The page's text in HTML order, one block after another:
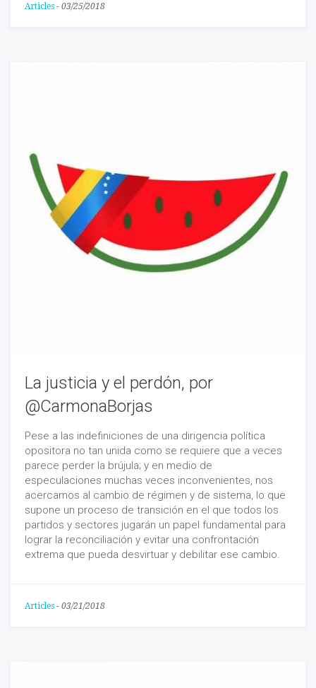
Articles - 03/25/2018
La justicia y el perdón, por
@CarmonaBorjas
Pese a las indefiniciones de una dirigencia política
opositora no tan unida como se requiere que a veces
parece perder la brújula; y en medio de
especulaciones muchas veces inconvenientes, nos
acercamos al cambio de régimen y de sistema, lo que
supone un proceso de transición en el que todos los
partidos y sectores jugarán un papel fundamental para
lograr la reconciliación y evitar una confrontación
extrema que pueda desvirtuar y debilitar ese cambio.
Articles - 03/21/2018